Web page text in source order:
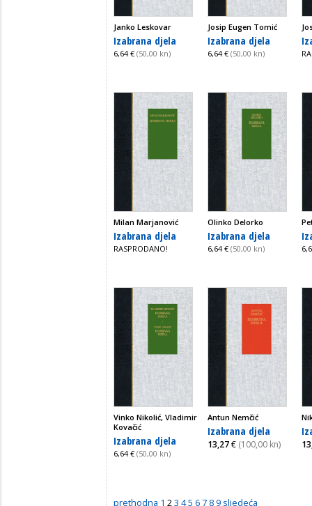
Janko Leskovar
Izabrana djela
6,64 € (50,00 kn)
Josip Eugen Tomić
Izabrana djela
6,64 € (50,00 kn)
Milan Marjanović
Izabrana djela
RASPRODANO!
Olinko Delorko
Izabrana djela
6,64 € (50,00 kn)
Vinko Nikolić, Vladimir
Kovačić
Izabrana djela
6,64 € (50,00 kn)
Antun Nemčić
Izabrana djela
13,27€ (100,00 kn)
prethodna 1 23 45 6 7 8 9 sljedeća